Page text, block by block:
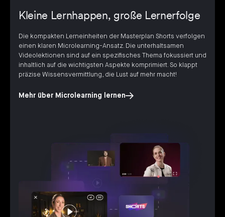
Kleine Lernhappen, große Lernerfolge
Die kompakten Lerneinheiten der Masterplan Shorts verfolgen
einen klaren Microlearning-Ansatz. Die unterhaltsamen
Videolektionen sind auf ein spezifisches Thema fokussiert und
inhaltlich auf die wichtigsten Aspekte komprimiert. So klappt
präzise Wissensvermittlung, die Lust auf mehr macht!
Mehr über Microlearning lernen